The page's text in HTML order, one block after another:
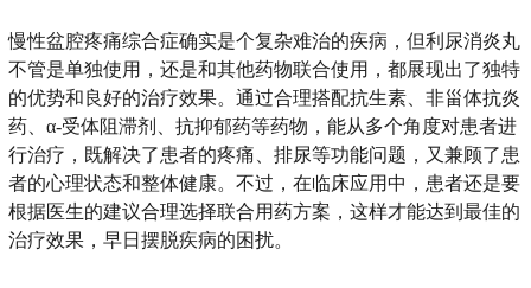
慢性盆腔疼痛综合症确实是个复杂难治的疾病，但利尿消炎丸
不管是单独使用，还是和其他药物联合使用，都展现出了独特
的优势和良好的治疗效果。通过合理搭配抗生素、非甾体抗炎
药、α-受体阻滞剂、抗抑郁药等药物，能从多个角度对患者进
行治疗，既解决了患者的疼痛、排尿等功能问题，又兼顾了患
者的心理状态和整体健康。不过，在临床应用中，患者还是要
根据医生的建议合理选择联合用药方案，这样才能达到最佳的
治疗效果，早日摆脱疾病的困扰。